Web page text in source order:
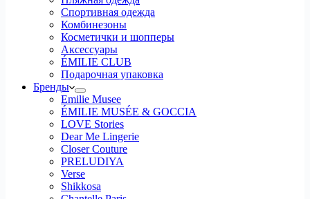
Спортивная одежда
Комбинезоны
Косметички и шопперы
Аксессуары
ÉMILIE CLUB
Подарочная упаковка
Бренды
Emilie Musee
ÉMILIE MUSÉE & GOCCIA
LOVE Stories
Dear Me Lingerie
Closer Couture
PRELUDIYA
Verse
Shikkosa